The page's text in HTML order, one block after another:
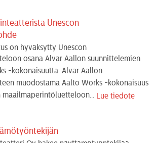
Unescon
on hyväksytty Unescon
osana Alvar Aallon suunnittelemien
-kokonaisuutta. Alvar Aallon
muodostama Aalto Works -kokonaisuus
maailmaperintöluetteloon...
Lue tiedote